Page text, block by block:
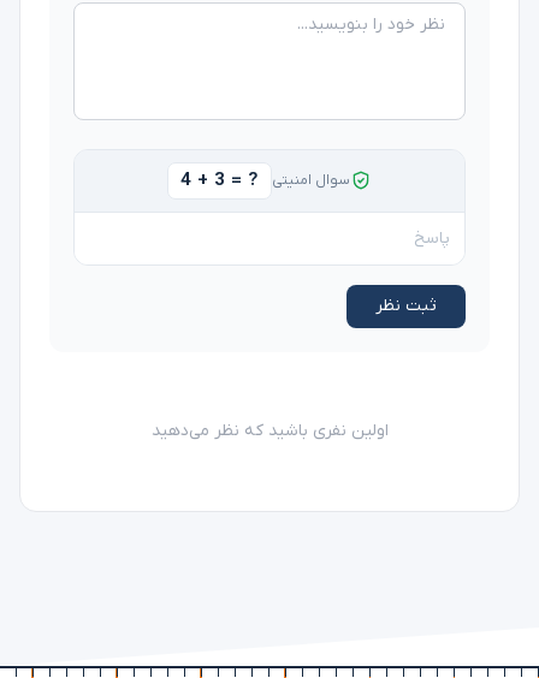
سوال امنیتی 4 + 3 = ?
ثبت نظر
اولین نفری باشید که نظر می‌دهید